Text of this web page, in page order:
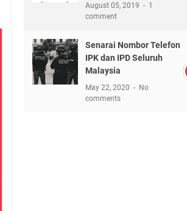
August 05, 2019
1
comment
Senarai Nombor Telefon
IPK dan IPD Seluruh
Malaysia
May 22, 2020
No
comments